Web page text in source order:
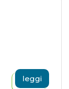
leggi